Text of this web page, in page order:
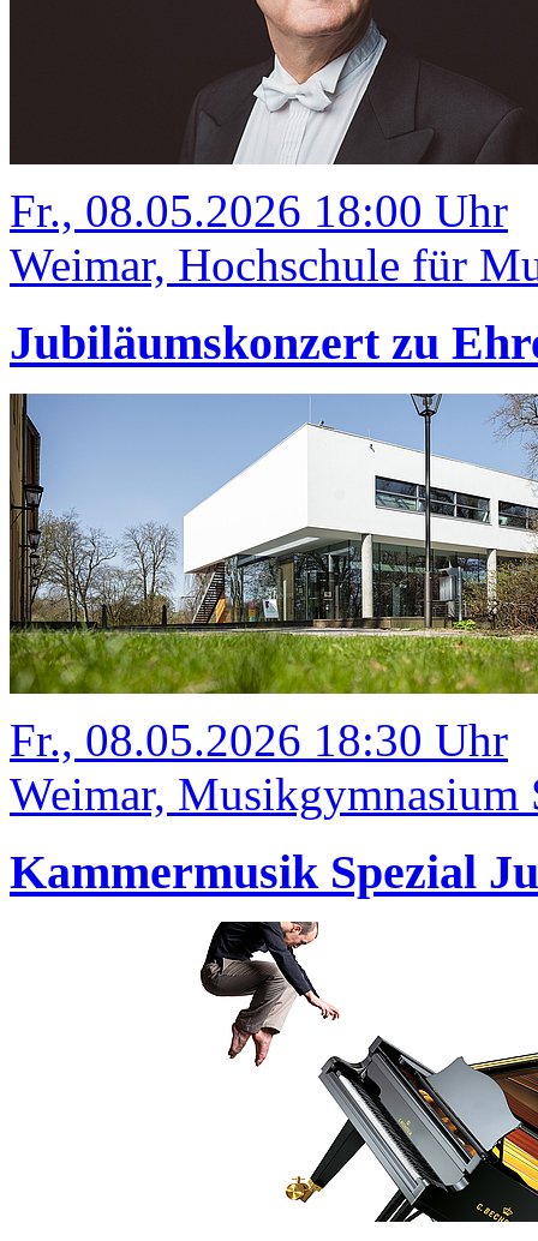
Fr., 08.05.2026 18:00 Uhr
Weimar, Hochschule für
Jubiläumskonzert zu
Fr., 08.05.2026 18:30 Uhr
Weimar, Musikgymnasium
Kammermusik Spezial